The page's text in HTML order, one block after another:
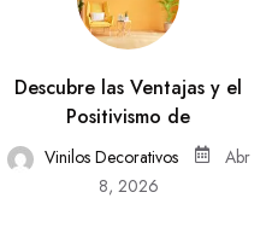
Descubre las Ventajas y el
Positivismo de
Vinilos Decorativos
Abr
8, 2026